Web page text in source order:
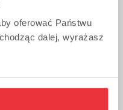
oferować Państwu
dalej, wyrażasz
50% zniżki.
Cena za